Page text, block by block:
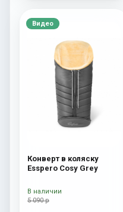
Видео
Конверт в коляску
Esspero Cosy Grey
5 090 р
В наличии